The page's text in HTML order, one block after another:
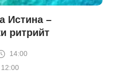
Истина –
ритрийт
14:00
12:00